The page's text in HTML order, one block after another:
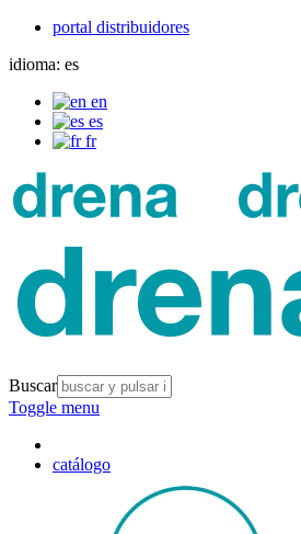
portal distribuidores
idioma: es
en
es
fr
Buscar
Toggle menu
catálogo